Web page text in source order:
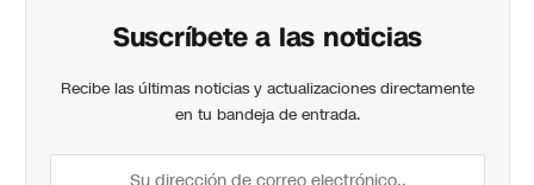
Suscríbete a las noticias
Recibe las últimas noticias y actualizaciones directamente
en tu bandeja de entrada.